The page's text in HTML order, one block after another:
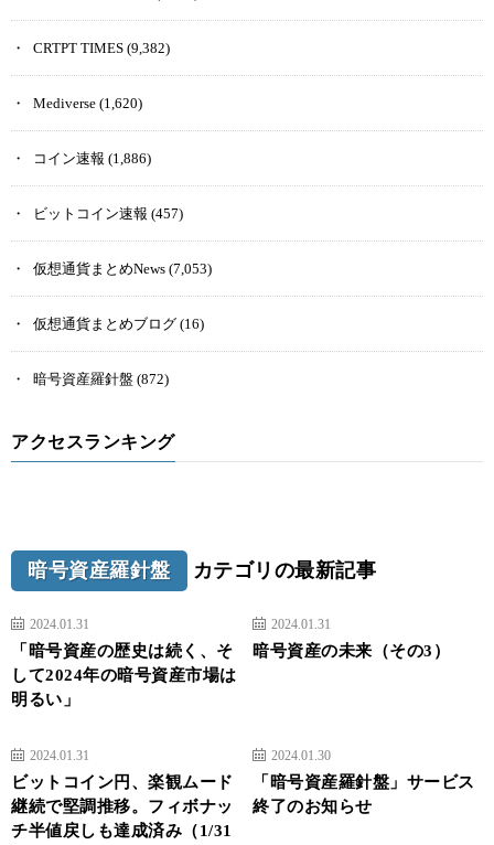
CRTPT TIMES (9,382)
Mediverse (1,620)
コイン速報 (1,886)
ビットコイン速報 (457)
仮想通貨まとめNews (7,053)
仮想通貨まとめブログ (16)
暗号資産羅針盤 (872)
アクセスランキング
暗号資産羅針盤 カテゴリの最新記事
2024.01.31
「暗号資産の歴史は続く、そ
して2024年の暗号資産市場は
明るい」
2024.01.31
暗号資産の未来（その3）
2024.01.31
ビットコイン円、楽観ムード
継続で堅調推移。フィボナッ
チ半値戻しも達成済み（1/31
2024.01.30
「暗号資産羅針盤」サービス
終了のお知らせ